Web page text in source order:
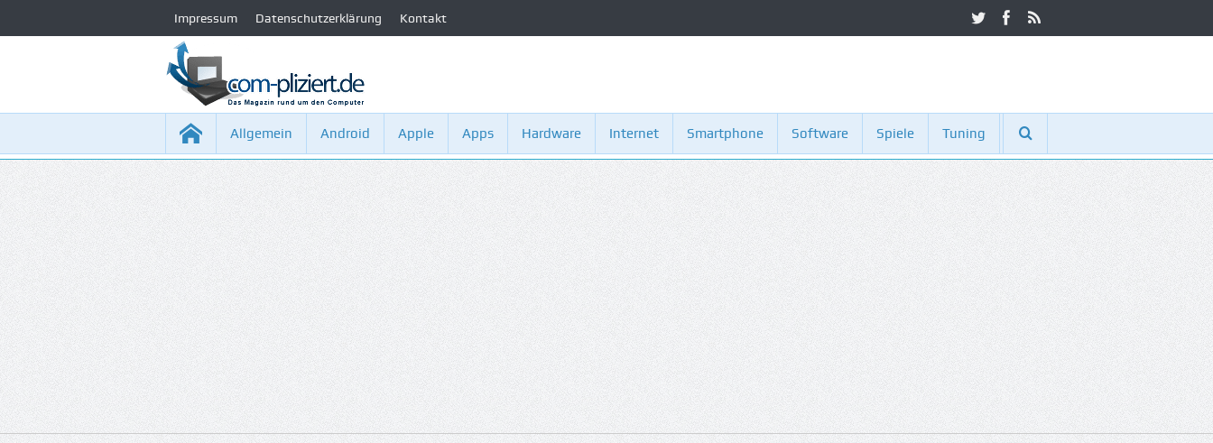
Impressum Datenschutzerklärung Kontakt
Allgemein Android Apple Apps Hardware Internet Smartphone Software Spiele Tuning